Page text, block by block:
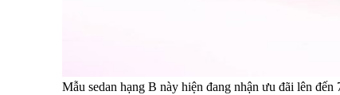
Mẫu sedan hạng B này hiện đang nhận ưu đãi lên đến